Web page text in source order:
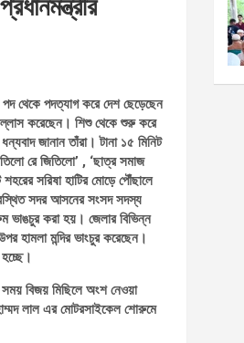
পদ থেকে পদত্যাগ করে দেশ ছেড়েছেন
করেছেন। শিশু থেকে শুরু করে
জানান তাঁরা। টানা ১৫ মিনিট
রে জিতিলো’ , ‘ছাত্র সমাজ
সরিষা হাটির মোড়ে পৌঁছালে
সদর আসনের সংসদ সদস্য
ভাঙচুর করা হয়। জেলার বিভিন্ন
হামলা মন্দির ভাংচুর করেছেন।
সময় বিজয় মিছিলে অংশ নেওয়া
লাল এর মোটরসাইকেল শোরুমে